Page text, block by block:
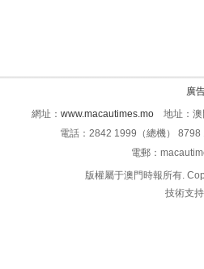
廣
網址： www.macautimes.mo 地址：澳
電話：2842 1999（總機）
電郵：
版權屬于澳門時報所有.
技術支